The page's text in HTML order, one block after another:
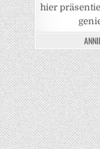
hier